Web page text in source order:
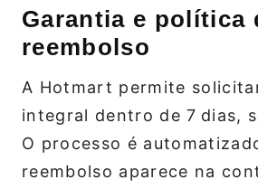
Garantia e política
reembolso
A Hotmart permite
integral dentro de 7 dias,
O processo é
reembolso aparece na